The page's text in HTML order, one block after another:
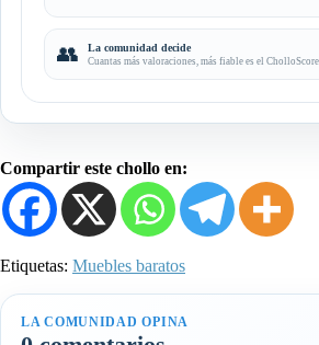
👥 La comunidad decide
Cuantas más valoraciones, más fiable es el CholloScore.
Compartir este chollo en:
Etiquetas: Muebles baratos
LA COMUNIDAD OPINA